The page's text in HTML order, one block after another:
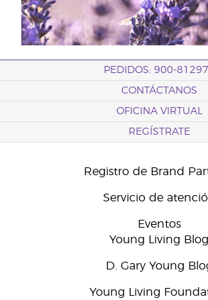
PEDIDOS: 900-
CONTÁCTANOS
OFICINA VIRTUAL
REGÍSTRATE
Registro de Brand
Servicio de
Eventos
Young Living Blog
D. Gary Young
Young Living